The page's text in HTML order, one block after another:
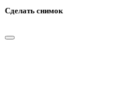
Сделать снимок